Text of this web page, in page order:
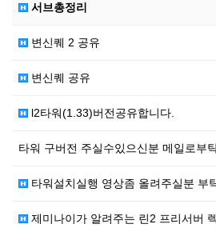
서브총정리
변신퀘 2 공유
변신퀘 공유
l2타워(1.33)버전공유합니다.
타워 구버전 주실수있으신분 메일로부
타워설치실행 영상좀 올려주실분 부
제미나이가 알려주는 린2 프리서버 렉 클라팅